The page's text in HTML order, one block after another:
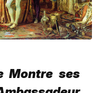
Montre ses